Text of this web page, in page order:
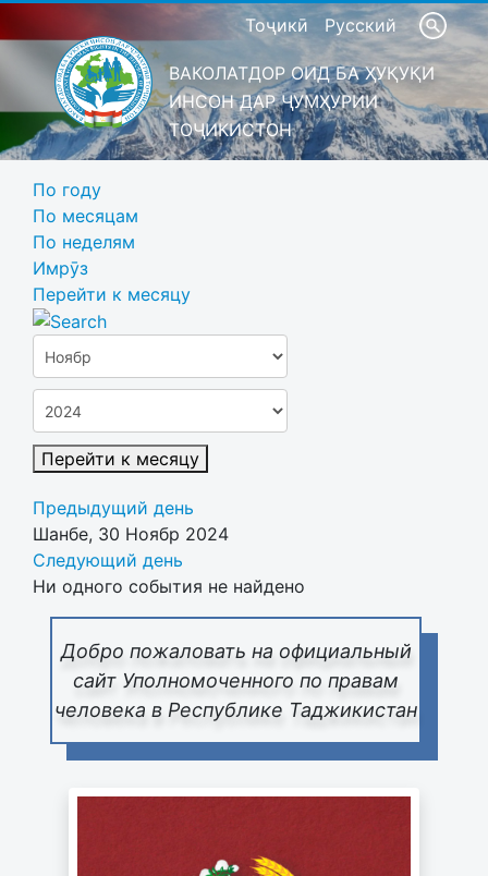
Тоҷикӣ Русский
ВАКОЛАТДОР ОИД БА ҲУҚУҚИ
ИНСОН ДАР ҶУМҲУРИИ
ТОҶИКИСТОН
Добро пожаловать на официальный
сайт Уполномоченного по правам
человека в Республике Таджикистан
По году
По месяцам
По неделям
Имрӯз
Перейти к месяцу
Перейти к месяцу
Предыдущий день
Шанбе, 30 Ноябр 2024
Следующий день
Ни одного события не найдено